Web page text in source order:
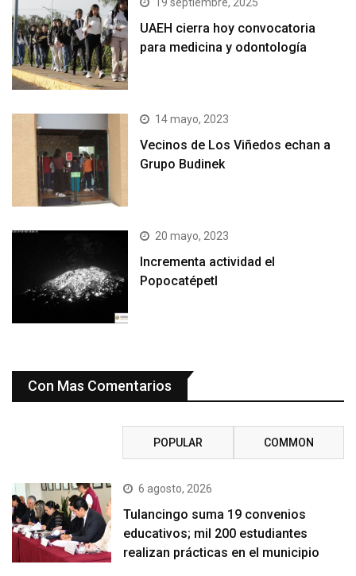
UAEH cierra hoy convocatoria
para medicina y odontología
14 mayo, 2023
Vecinos de Los Viñedos echan a
Grupo Budinek
20 mayo, 2023
Incrementa actividad el
Popocatépetl
Con Mas Comentarios
POPULAR COMMON
6 agosto, 2026
Tulancingo suma 19 convenios
educativos; mil 200 estudiantes
realizan prácticas en el municipio